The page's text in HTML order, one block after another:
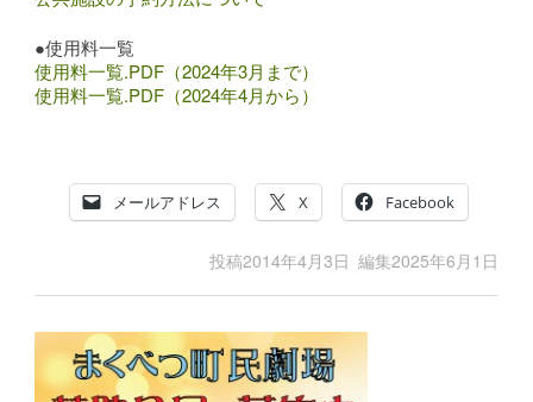
●使用料一覧
使用料一覧.PDF（2024年3月まで）
使用料一覧.PDF（2024年4月から）
メールアドレス X Facebook
投稿2014年4月3日 編集2025年6月1日